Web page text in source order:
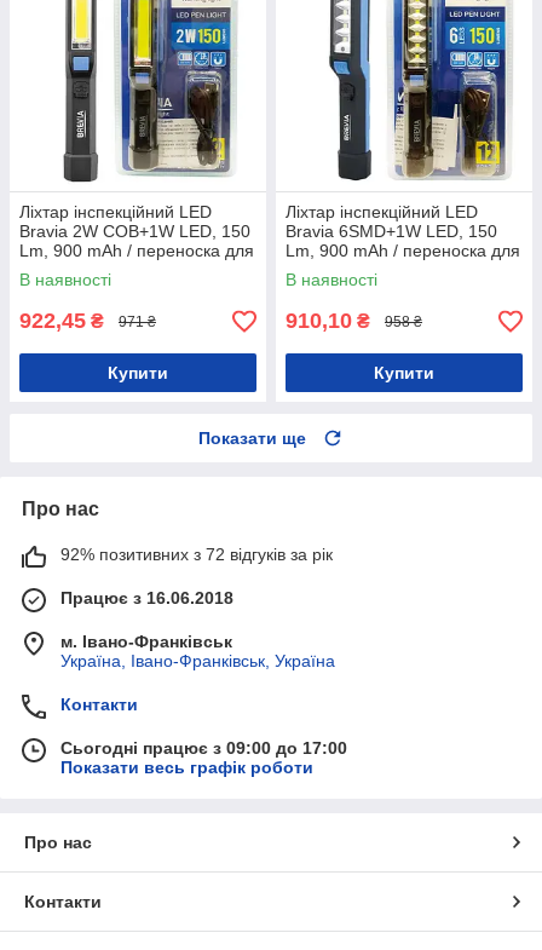
Ліхтар інспекційний LED
Bravia 2W COB+1W LED, 150
Lm, 900 mAh / переноска для
СТО
В наявності
922,45 ₴ 971 ₴
Купити
Ліхтар інспекційний LED
Bravia 6SMD+1W LED, 150
Lm, 900 mAh / переноска для
СТО
В наявності
910,10 ₴ 958 ₴
Купити
Показати ще
Про нас
92% позитивних з 72 відгуків за рік
Працює з 16.06.2018
м. Івано-Франківськ
Україна, Івано-Франківськ, Україна
Контакти
Сьогодні працює з 09:00 до 17:00
Показати весь графік роботи
Про нас
Контакти